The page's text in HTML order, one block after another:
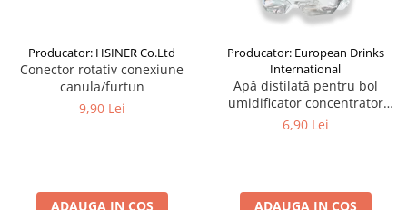
Producator: HSINER Co.Ltd
Conector rotativ conexiune
canula/furtun
9,90 Lei
ADAUGA IN COS
Producator: European Drinks
International
Apă distilată pentru bol
umidificator concentrator
oxigen, 1.5L
6,90 Lei
ADAUGA IN COS